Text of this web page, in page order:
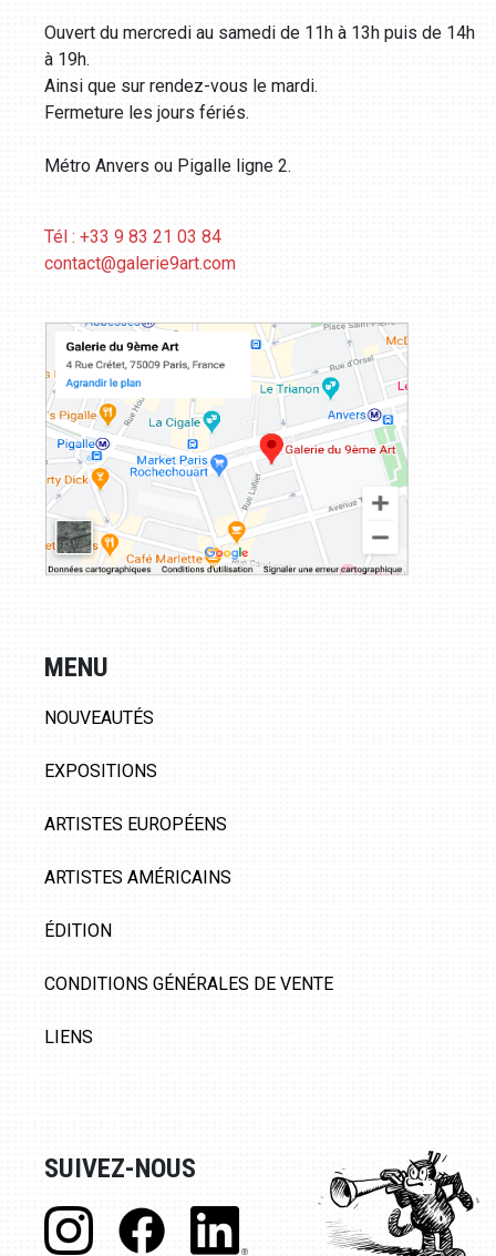
Ouvert du mercredi au samedi de 11h à 13h puis de 14h
à 19h.
Ainsi que sur rendez-vous le mardi.
Fermeture les jours fériés.
Métro Anvers ou Pigalle ligne 2.
Tél : +33 9 83 21 03 84
contact@galerie9art.com
MENU
NOUVEAUTÉS
EXPOSITIONS
ARTISTES EUROPÉENS
ARTISTES AMÉRICAINS
ÉDITION
CONDITIONS GÉNÉRALES DE VENTE
LIENS
SUIVEZ-NOUS